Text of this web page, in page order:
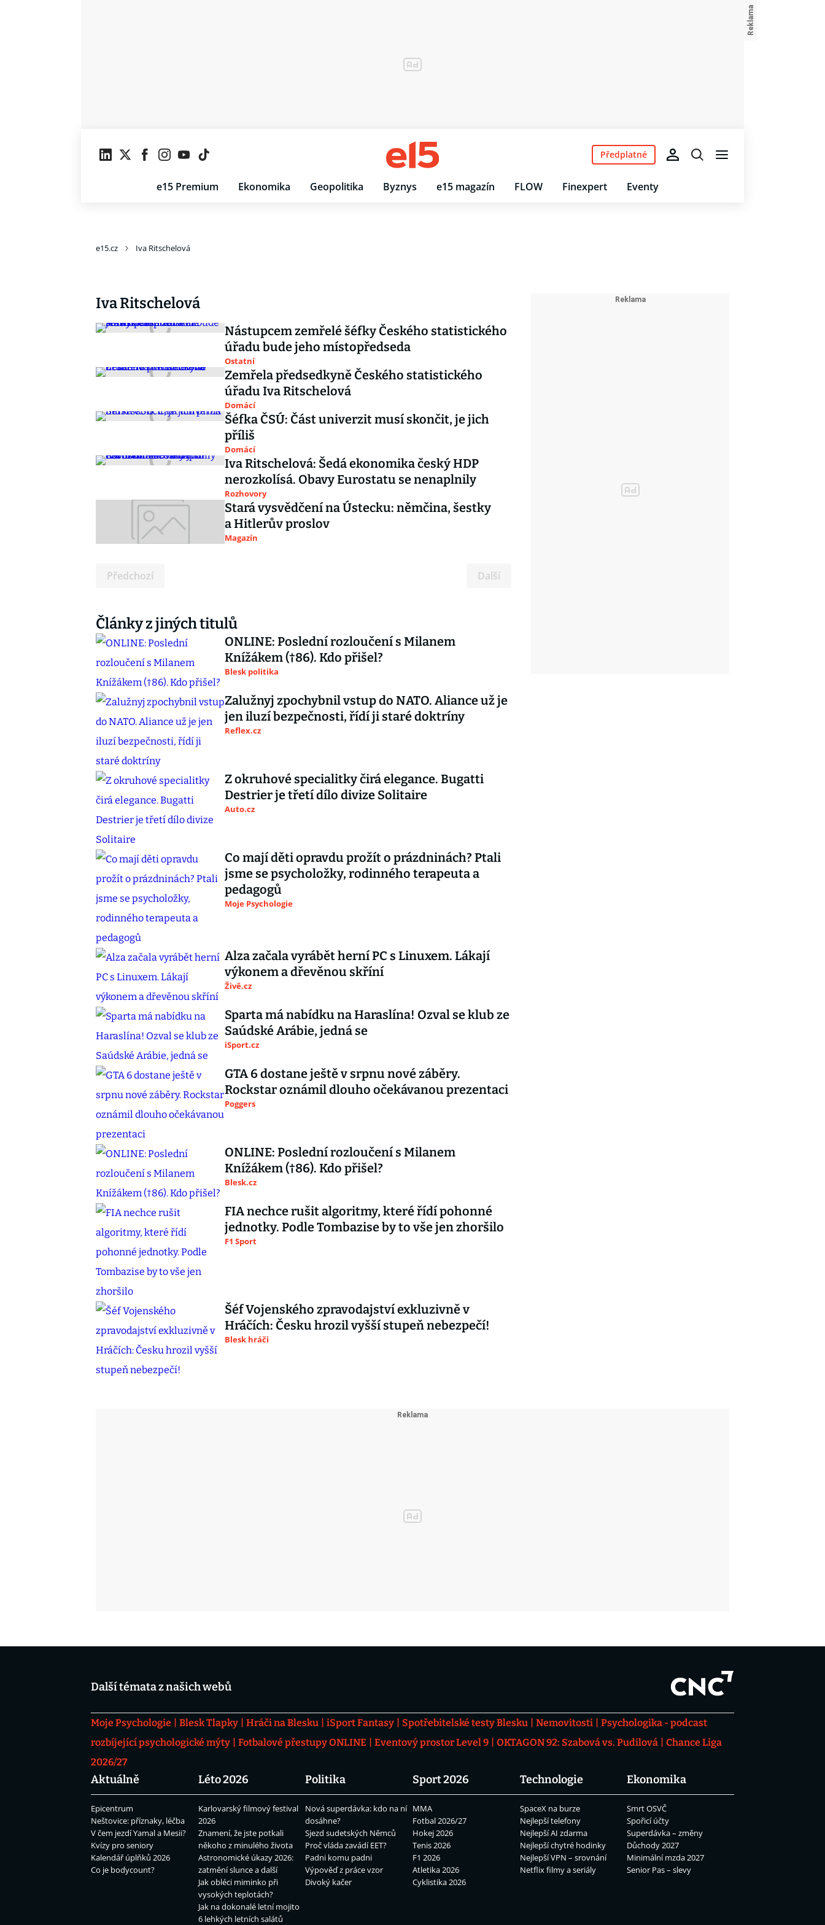
e15 Premium Ekonomika Geopolitika Byznys e15 magazín FLOW Finexpert Eventy
Předplatné
e15.cz Iva Ritschelová
Iva Ritschelová
Nástupcem zemřelé šéfky Českého statistického
úřadu bude jeho místopředseda
Ostatní
Zemřela předsedkyně Českého statistického
úřadu Iva Ritschelová
Domácí
Šéfka ČSÚ: Část univerzit musí skončit, je jich
příliš
Domácí
Iva Ritschelová: Šedá ekonomika český HDP
nerozkolísá. Obavy Eurostatu se nenaplnily
Rozhovory
Stará vysvědčení na Ústecku: němčina, šestky
a Hitlerův proslov
Magazín
Předchozí Další
Články z jiných titulů
ONLINE: Poslední rozloučení s Milanem
Knížákem (†86). Kdo přišel?
Blesk politika
Zalužnyj zpochybnil vstup do NATO. Aliance už je
jen iluzí bezpečnosti, řídí ji staré doktríny
Reflex.cz
Z okruhové specialitky čirá elegance. Bugatti
Destrier je třetí dílo divize Solitaire
Auto.cz
Co mají děti opravdu prožít o prázdninách? Ptali
jsme se psycholožky, rodinného terapeuta a
pedagogů
Moje Psychologie
Alza začala vyrábět herní PC s Linuxem. Lákají
výkonem a dřevěnou skříní
Živě.cz
Sparta má nabídku na Haraslína! Ozval se klub ze
Saúdské Arábie, jedná se
iSport.cz
GTA 6 dostane ještě v srpnu nové záběry.
Rockstar oznámil dlouho očekávanou prezentaci
Poggers
ONLINE: Poslední rozloučení s Milanem
Knížákem (†86). Kdo přišel?
Blesk.cz
FIA nechce rušit algoritmy, které řídí pohonné
jednotky. Podle Tombazise by to vše jen zhoršilo
F1 Sport
Šéf Vojenského zpravodajství exkluzivně v
Hráčích: Česku hrozil vyšší stupeň nebezpečí!
Blesk hráči
Další témata z našich webů
Moje Psychologie Blesk Tlapky Hráči na Blesku iSport Fantasy Spotřebitelské testy Blesku Nemovitosti
Psychologika - podcast
rozbíjející psychologické mýty
Fotbalové přestupy ONLINE Eventový prostor Level 9 OKTAGON 92: Szabová vs. Pudilová
Chance Liga
2026/27
Aktuálně
Epicentrum
Neštovice: příznaky, léčba
V čem jezdí Yamal a Mesii?
Kvízy pro seniory
Kalendář úplňků 2026
Co je bodycount?
Léto 2026
Karlovarský filmový festival
2026
Znamení, že jste potkali
někoho z minulého života
Astronomické úkazy 2026:
zatmění slunce a další
Jak obléci miminko při
vysokých teplotách?
Jak na dokonalé letní mojito
6 lehkých letních salátů
Politika
Nová superdávka: kdo na ní
dosáhne?
Sjezd sudetských Němců
Proč vláda zavádí EET?
Padni komu padni
Výpověď z práce vzor
Divoký kačer
Sport 2026
MMA
Fotbal 2026/27
Hokej 2026
Tenis 2026
F1 2026
Atletika 2026
Cyklistika 2026
Technologie
SpaceX na burze
Nejlepší telefony
Nejlepší AI zdarma
Nejlepší chytré hodinky
Nejlepší VPN – srovnání
Netflix filmy a seriály
Ekonomika
Smrt OSVČ
Spořicí účty
Superdávka – změny
Důchody 2027
Minimální mzda 2027
Senior Pas – slevy